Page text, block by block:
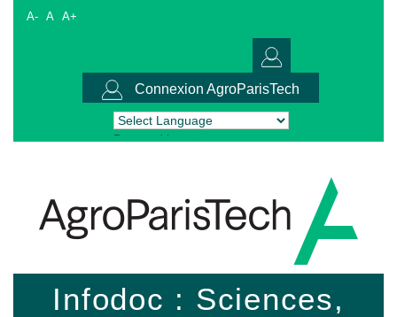
A- A A+
Connexion AgroParisTech
Powered by Translate
Infodoc : Sciences,